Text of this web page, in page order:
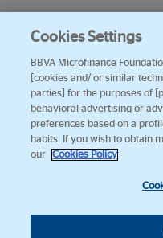
Cookies Settings
BBVA Microfinance
[cookies and/ or similar
parties] for the purposes of
behavioral advertising or
preferences based on a
habits. If you wish to obtain
our
Cookies Policy